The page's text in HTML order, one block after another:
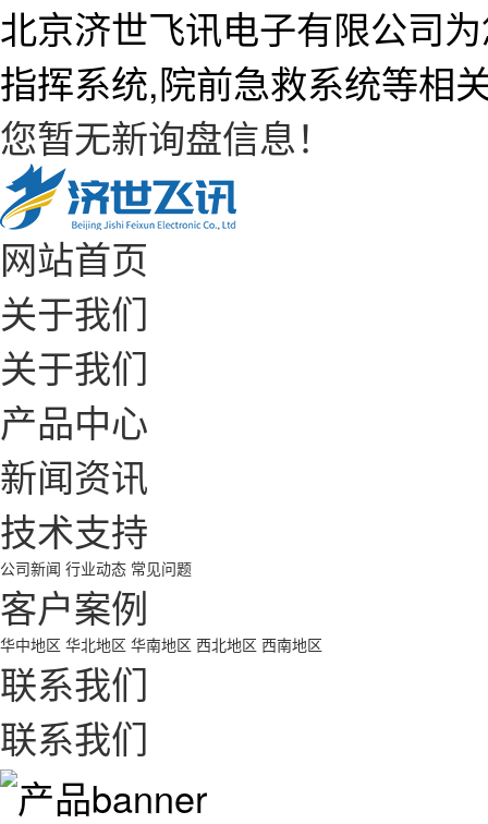
北京济世飞讯电子有限公司
指挥系统,院前急救系统等相
您暂无新询盘信息！
网站首页
关于我们
关于我们
产品中心
新闻资讯
技术支持
公司新闻 行业动态 常见问题
客户案例
华中地区 华北地区 华南地区 西北地区 西南地区
联系我们
联系我们